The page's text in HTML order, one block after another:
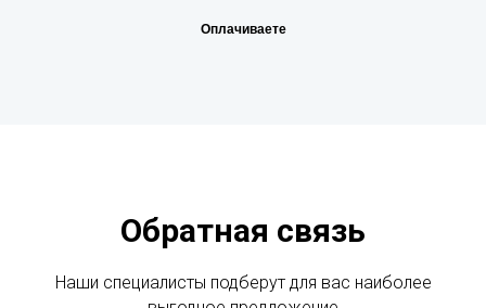
Оплачиваете
Обратная связь
Наши специалисты подберут для вас наиболее